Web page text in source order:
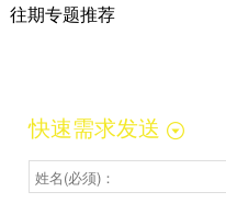
往期专题推荐
快速需求发送